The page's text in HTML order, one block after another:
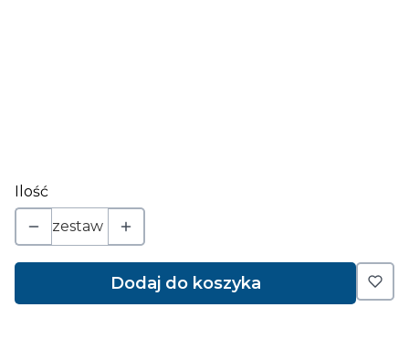
Ilość
zestaw
Dodaj do koszyka